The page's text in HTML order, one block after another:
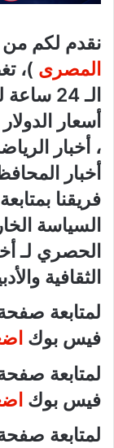
نقدم لكم
المصرى )،
الـ 24
أسعار
، أخبار
أخبار
فريقنا
السياسة
الحصري لـ
الثقافية
لمتابعة
فيس بوك
لمتابعة
فيس بوك
لمتابعة